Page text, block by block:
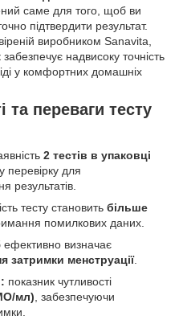
саме для того, щоб ви
підтвердити результат.
виробником Sanavita,
забезпечує надвисоку точність
у комфортних домашніх
та переваги тесту
2 тестів в упаковці
перевірку для
результатів.
тесту становить більше
помилкових даних.
ефективно визначає
затримки менструації.
показник чутливості
мл) , забезпечуючи